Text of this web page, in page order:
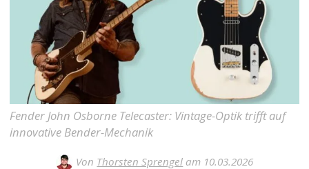
Fender John Osborne Telecaster: Vintage-Optik trifft auf
innovative Bender-Mechanik
Von Thorsten Sprengel am 10.03.2026